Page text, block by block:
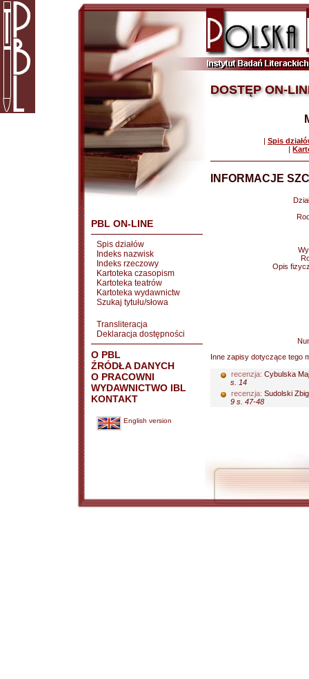
PBL ON-LINE
Spis działów
Indeks nazwisk
Indeks rzeczowy
Kartoteka czasopism
Kartoteka teatrów
Kartoteka wydawnictw
Szukaj tytułu/słowa
Transliteracja
Deklaracja dostępności
O PBL
ŹRÓDŁA DANYCH
O PRACOWNI
WYDAWNICTWO IBL
KONTAKT
English version
DOSTĘP ON-
| Spis
|
INFORMACJE
Opis
Inne zapisy dotyczące tego
recenzja: Cybulska
s. 14
recenzja: Sudolski
9 s. 47-48